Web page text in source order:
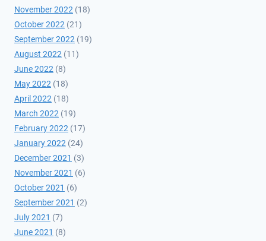
November 2022 (18)
October 2022 (21)
September 2022 (19)
August 2022 (11)
June 2022 (8)
May 2022 (18)
April 2022 (18)
March 2022 (19)
February 2022 (17)
January 2022 (24)
December 2021 (3)
November 2021 (6)
October 2021 (6)
September 2021 (2)
July 2021 (7)
June 2021 (8)